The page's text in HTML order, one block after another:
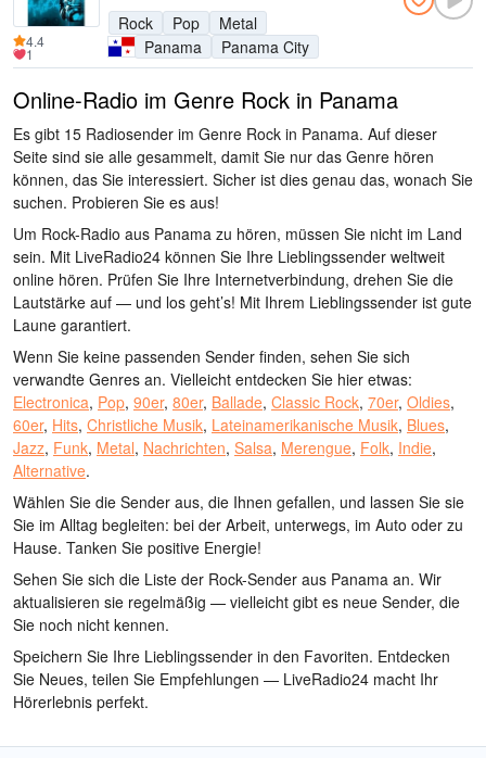
Rock
Pop
Metal
Panama
Panama City
4.4
1
Online-Radio im Genre Rock in Panama
Es gibt 15 Radiosender im Genre Rock in Panama. Auf dieser
Seite sind sie alle gesammelt, damit Sie nur das Genre hören
können, das Sie interessiert. Sicher ist dies genau das, wonach Sie
suchen. Probieren Sie es aus!
Um Rock-Radio aus Panama zu hören, müssen Sie nicht im Land
sein. Mit LiveRadio24 können Sie Ihre Lieblingssender weltweit
online hören. Prüfen Sie Ihre Internetverbindung, drehen Sie die
Lautstärke auf — und los geht’s! Mit Ihrem Lieblingssender ist gute
Laune garantiert.
Wenn Sie keine passenden Sender finden, sehen Sie sich
verwandte Genres an. Vielleicht entdecken Sie hier etwas:
Electronica, Pop, 90er, 80er, Ballade, Classic Rock, 70er, Oldies,
60er, Hits, Christliche Musik, Lateinamerikanische Musik, Blues,
Jazz, Funk, Metal, Nachrichten, Salsa, Merengue, Folk, Indie,
Alternative.
Wählen Sie die Sender aus, die Ihnen gefallen, und lassen Sie sie
Sie im Alltag begleiten: bei der Arbeit, unterwegs, im Auto oder zu
Hause. Tanken Sie positive Energie!
Sehen Sie sich die Liste der Rock-Sender aus Panama an. Wir
aktualisieren sie regelmäßig — vielleicht gibt es neue Sender, die
Sie noch nicht kennen.
Speichern Sie Ihre Lieblingssender in den Favoriten. Entdecken
Sie Neues, teilen Sie Empfehlungen — LiveRadio24 macht Ihr
Hörerlebnis perfekt.